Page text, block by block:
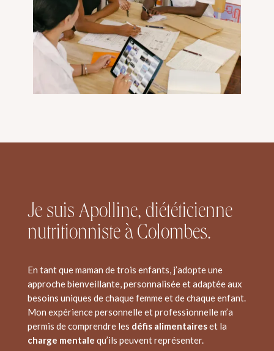
Je suis Apolline, diététicienne
nutritionniste à Colombes.
En tant que maman de trois enfants, j’adopte une
approche bienveillante, personnalisée et adaptée aux
besoins uniques de chaque femme et de chaque enfant.
Mon expérience personnelle et professionnelle m’a
permis de comprendre les défis alimentaireset la
charge mentale qu’ils peuvent représenter.